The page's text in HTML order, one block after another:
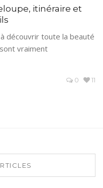
itinéraire et
découvrir toute la beauté
vraiment
0 11